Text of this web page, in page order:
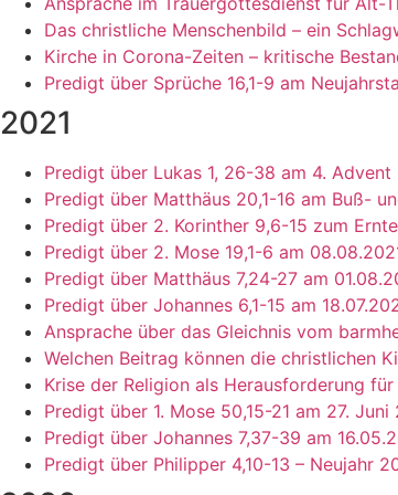
Das christliche Menschenbild – ein
Kirche in Corona-Zeiten – kritische
Predigt über Sprüche 16,1-9 am
2021
Predigt über Lukas 1, 26-38 am 4. Advent
Predigt über Matthäus 20,1-16 am Buß-
Predigt über 2. Korinther 9,6-15 zum
Predigt über 2. Mose 19,1-6 am
Predigt über Matthäus 7,24-27 am
Predigt über Johannes 6,1-15 am
Ansprache über das Gleichnis vom
Welchen Beitrag können die christlichen
Krise der Religion als Herausforderung
Predigt über 1. Mose 50,15-21 am 27. Juni
Predigt über Johannes 7,37-39 am
Predigt über Philipper 4,10-13 – Neujahr